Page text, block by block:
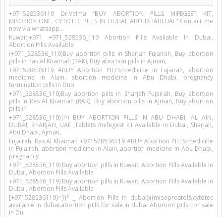
+971528536119 Dr.Velma “BUY ABORTION PILLS MIFEGEST KIT,
MISOPROTONE, CYTOTEC PILLS IN DUBAI, ABU DHABI,UAE” Contact me
now via whatsapp…
Kuwait,+971 +971_528536_119 Abortion Pills Available In Dubai,
Abortion Pills Available
(+971_528536_119)Buy abortion pills in Sharjah Fujairah, Buy abortion
pills in Ras Al Khaimah (RAK), Buy abortion pills in Ajman,
+971528536119 #BUY Abortion PILLS/medicine in Fujairah, abortion
medicine in Alain, abortion medicine in Abu Dhabi, pregnancy
termination pills in Dub
+971_528536_119)Buy abortion pills in Sharjah Fujairah, Buy abortion
pills in Ras Al Khaimah (RAK), Buy abortion pills in Ajman, Buy abortion
pills in
+971_528536_119)|^) BUY ABORTION PILLS IN ABU DHABI, AL AIN,
DUBAI, SHARJAH, UAE ,Tablets /mifegest kit Available in Dubai, Sharjah,
Abu Dhabi, Ajman,
Fujairah, Ras Al Khaimah +971528536119 #BUY Abortion PILLS/medicine
in Fujairah, abortion medicine in Alain, abortion medicine in Abu Dhabi,
pregnancy
+971_528536_119) Buy abortion pills in Kuwait, Abortion Pills Available In
Dubai, Abortion Pills Available
+971_528536_119) Buy abortion pills in Kuwait, Abortion Pills Available In
Dubai, Abortion Pills Available
[+971528536119}*})* _ Abortion Pills In dubai))((misoprostol&cytotec
available in dubai,abortion pills for sale in dubai Abortion pills For sale
in Du